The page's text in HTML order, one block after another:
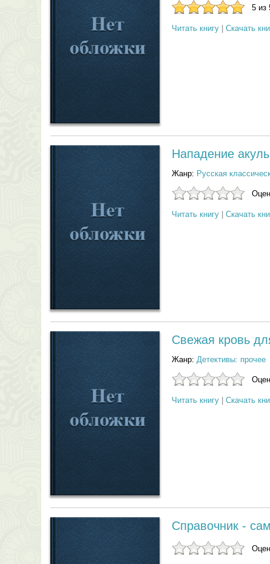
5 из
Читать книгу| Скачать
Нападение
Жанр: Русская
Читать книгу| Скачать
Свежая кровь
Жанр: Детективы: прочее
Читать книгу| Скачать
Справочник -